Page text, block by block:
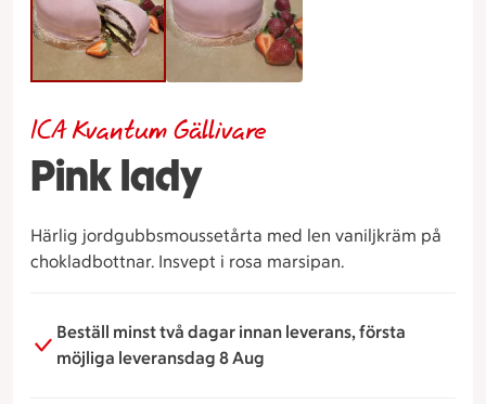
Pink lady
ICA Kvantum Gällivare
Härlig jordgubbsmoussetårta med len vaniljkräm på
chokladbottnar. Insvept i rosa marsipan.
Beställ minst två dagar innan leverans, första
möjliga leveransdag 8 Aug